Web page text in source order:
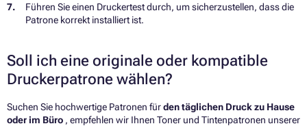
Führen Sie einen Druckertest durch, um sicherzustellen, dass die
Patrone korrekt installiert ist.
Soll ich eine originale oder kompatible
Druckerpatrone wählen?
Suchen Sie hochwertige Patronen fürden täglichen Druck zu Hause
oder im Büro , empfehlen wir Ihnen Toner und Tintenpatronen unserer